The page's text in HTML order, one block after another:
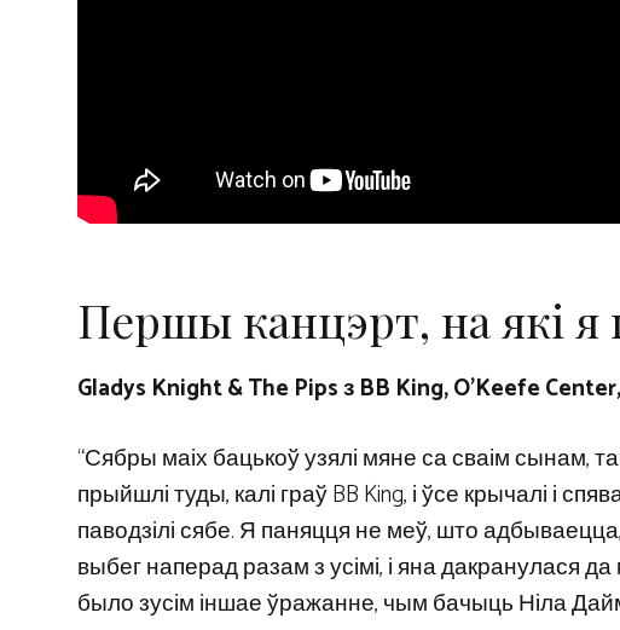
Першы канцэрт, на які
Gladys Knight & The Pips з BB King, O’Keefe Center,
“Сябры маіх бацькоў узялі мяне са сваім
прыйшлі туды, калі граў BB King, і ўсе крычалі і
паводзілі сябе. Я паняцця не меў, што
выбег наперад разам з усімі, і яна дакранулася
было зусім іншае ўражанне, чым бачыць Ніла